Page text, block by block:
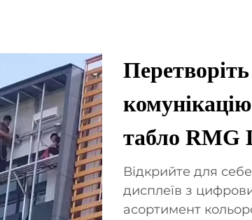
табло RMG
Відкрийте для
дисплеїв з
асортимент